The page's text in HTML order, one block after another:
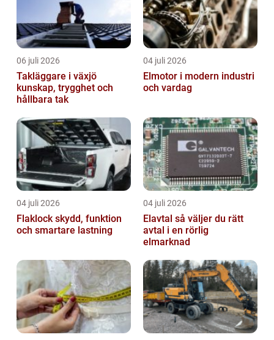
06 juli 2026
Takläggare i växjö
kunskap, trygghet och
hållbara tak
04 juli 2026
Elmotor i modern industri
och vardag
04 juli 2026
Flaklock skydd, funktion
och smartare lastning
04 juli 2026
Elavtal så väljer du rätt
avtal i en rörlig
elmarknad